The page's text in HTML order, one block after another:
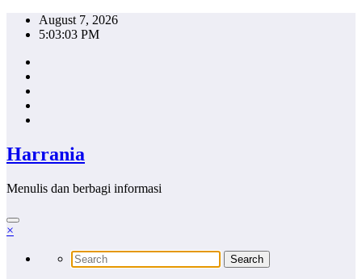
Skip
August 7, 2026
5:03:04 PM
Harrania
Menulis dan berbagi informasi
×